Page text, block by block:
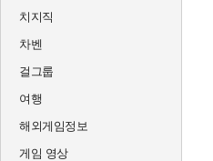
치지직
차벤
걸그룹
여행
해외게임정보
게임 영상